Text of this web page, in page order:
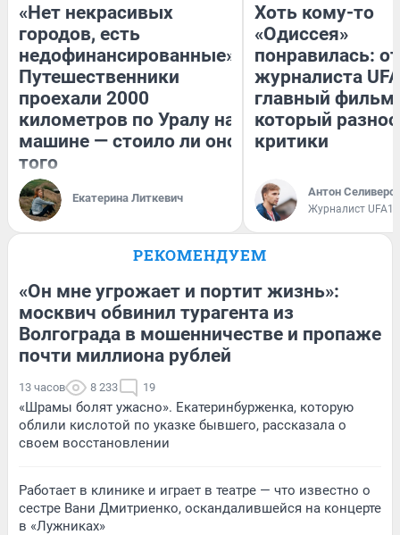
«Нет некрасивых
городов, есть
недофинансированные».
Путешественники
проехали 2000
километров по Уралу на
машине — стоило ли оно
того
Екатерина Литкевич
Хоть кому-то
«Одиссея»
понравилась:
журналиста
главный фильм
который
критики
Антон
Журналист
РЕКОМЕНДУЕМ
«Он мне угрожает и портит жизнь»:
москвич обвинил турагента из
Волгограда в мошенничестве и пропаже
почти миллиона рублей
13 часов 8 233 19
«Шрамы болят ужасно». Екатеринбурженка, которую
облили кислотой по указке бывшего, рассказала о
своем восстановлении
Работает в клинике и играет в театре — что известно о
сестре Вани Дмитриенко, оскандалившейся на концерте
в «Лужниках»